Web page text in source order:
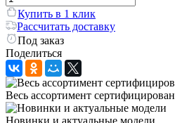
Купить в 1 клик
Рассчитать доставку
Под заказ
Поделиться
Весь ассортимент сертифицирован
Новинки и актуальные модели